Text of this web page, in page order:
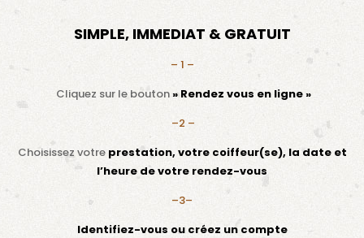
SIMPLE, IMMEDIAT & GRATUIT
– 1 –
Cliquez sur le bouton» Rendez vous en ligne »
–2 –
Choisissez votreprestation, votre coiffeur(se), la date et
l’heure de votre rendez-vous
–3–
Identifiez-vous ou créez un compte